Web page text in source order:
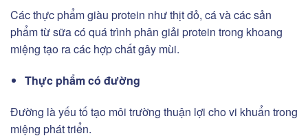
Các thực phẩm giàu protein như thịt đỏ, cá và các sản
phẩm từ sữa có quá trình phân giải protein trong khoang
miệng tạo ra các hợp chất gây mùi.
Thực phẩm có đường
Đường là yếu tố tạo môi trường thuận lợi cho vi khuẩn trong
miệng phát triển.